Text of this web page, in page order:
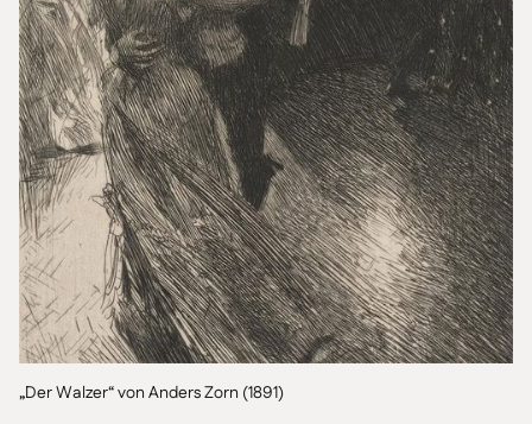
„Der Walzer“ von Anders Zorn (1891)